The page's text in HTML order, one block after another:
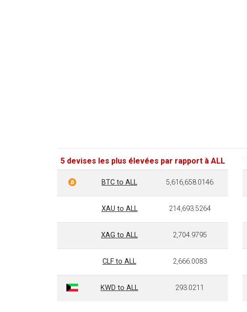
5 devises les plus élevées par rapport à ALL
BTC to ALL 5,616,658.0146
XAU to ALL 214,693.5264
XAG to ALL 2,704.9795
CLF to ALL 2,666.0083
KWD to ALL 293.0211